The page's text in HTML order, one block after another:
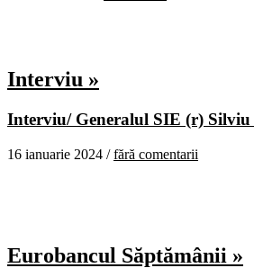
Interviu »
Interviu/ Generalul SIE (r) Silviu
16 ianuarie 2024 /fără comentarii
Eurobancul Săptămânii »